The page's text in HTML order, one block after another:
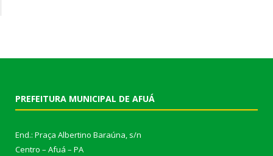
PREFEITURA MUNICIPAL DE AFUÁ
End.: Praça Albertino Baraúna, s/n
Centro – Afuá – PA